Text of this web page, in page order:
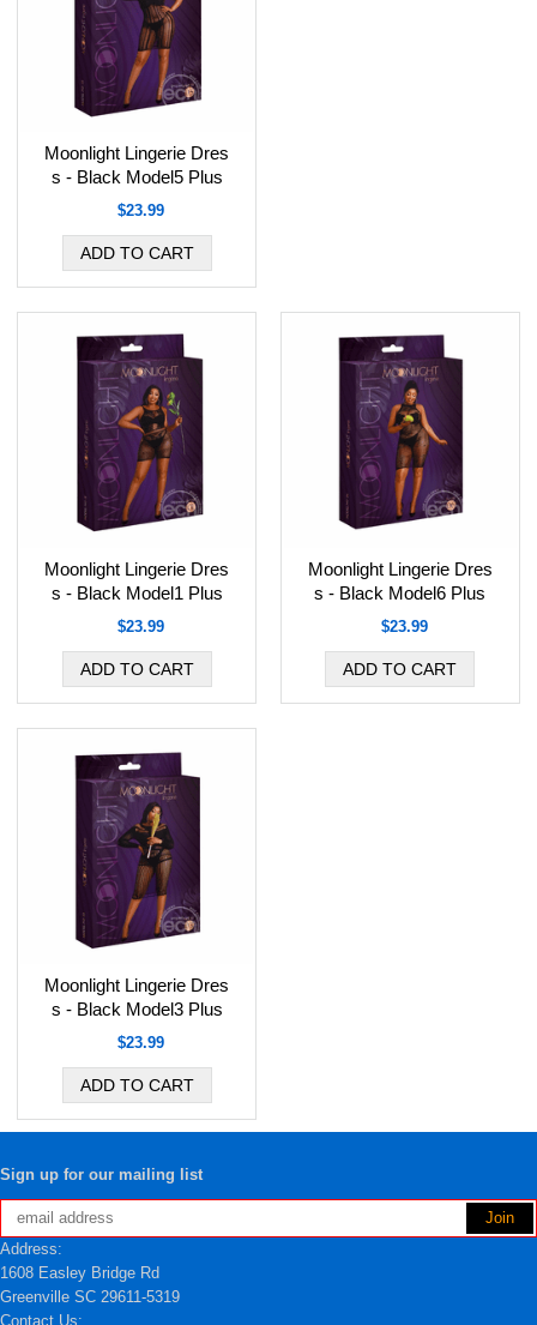
Moonlight Lingerie Dres
s - Black Model5 Plus
$23.99
Moonlight Lingerie Dres
s - Black Model1 Plus
$23.99
Moonlight Lingerie Dres
s - Black Model6 Plus
$23.99
Moonlight Lingerie Dres
s - Black Model3 Plus
$23.99
Sign up for our mailing list
Address:
1608 Easley Bridge Rd
Greenville SC 29611-5319
Contact Us: